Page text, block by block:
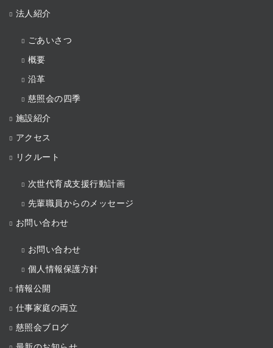
法人紹介
ごあいさつ
概要
沿革
慈照会の四季
施設紹介
アクセス
リクルート
次世代育成支援行動計画
先輩職員からのメッセージ
お問い合わせ
お問い合わせ
個人情報保護方針
情報公開
仕事家庭の両立
慈照会ブログ